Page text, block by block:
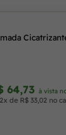
64,73 à vista
de R$ 33,02 no